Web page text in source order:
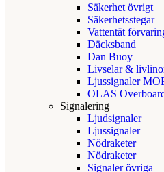
Säkerhet övrigt
Säkerhetsstegar
Vattentät
Däcksband
Dan Buoy
Livselar &
Ljussignaler
OLAS
Signalering
Ljudsignaler
Ljussignaler
Nödraketer
Nödraketer
Signaler övriga